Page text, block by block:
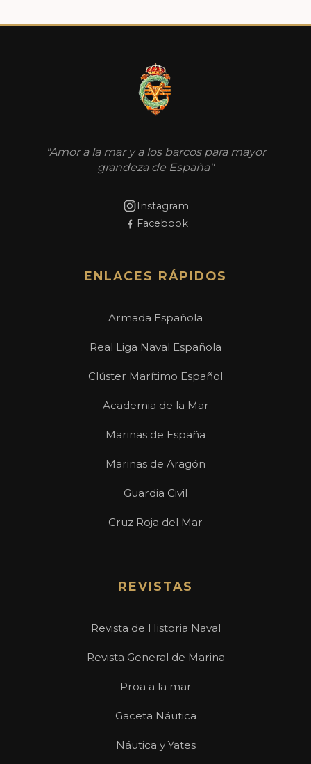
"Amor a la mar y a los barcos para mayor
grandeza de España"
Instagram
Facebook
ENLACES RÁPIDOS
Armada Española
Real Liga Naval Española
Clúster Marítimo Español
Academia de la Mar
Marinas de España
Marinas de Aragón
Guardia Civil
Cruz Roja del Mar
REVISTAS
Revista de Historia Naval
Revista General de Marina
Proa a la mar
Gaceta Náutica
Náutica y Yates